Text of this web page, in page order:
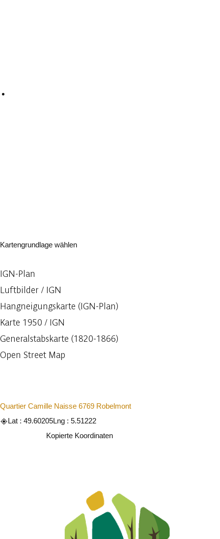
Kartengrundlage wählen
IGN-Plan
Luftbilder / IGN
Hangneigungskarte (IGN-Plan)
Karte 1950 / IGN
Generalstabskarte (1820-1866)
Open Street Map
Quartier Camille Naisse 6769 Robelmont
Lat : 49.60205Lng : 5.51222
Kopierte Koordinaten